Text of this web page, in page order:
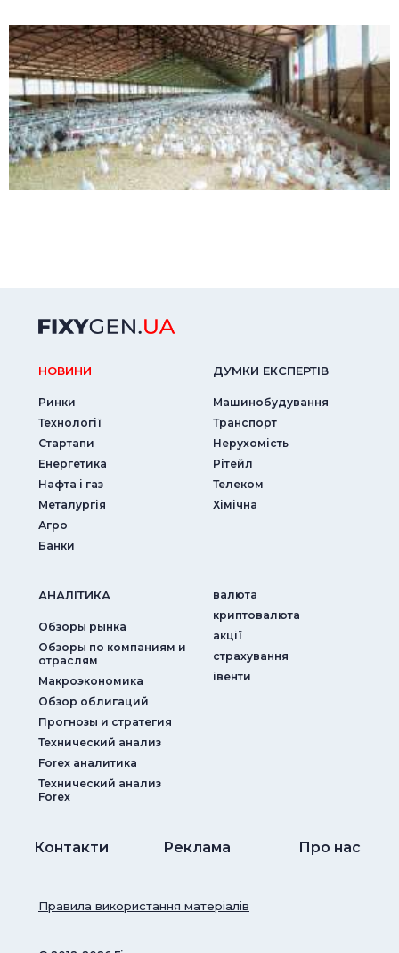
НОВИНИ
Ринки
Технології
Стартапи
Енергетика
Нафта і газ
Металургія
Агро
Банки
ДУМКИ ЕКСПЕРТIВ
Машинобудування
Транспорт
Нерухомість
Рітейл
Телеком
Хімічна
АНАЛIТИКА
Обзоры рынка
Обзоры по компаниям и
отраслям
Макроэкономика
Обзор облигаций
Прогнозы и стратегия
Технический анализ
Forex аналитика
Технический анализ
Forex
валюта
криптовалюта
акції
страхування
iвенти
Контакти Реклама Про нас
Правила використання матеріалів